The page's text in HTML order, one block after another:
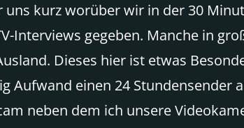
kurz worüber wir in der 30
Interviews gegeben. Manche in
Dieses hier ist etwas
Aufwand einen 24 Stundensender
neben dem ich unsere